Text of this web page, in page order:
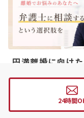
円満離婚に向け
離婚養育